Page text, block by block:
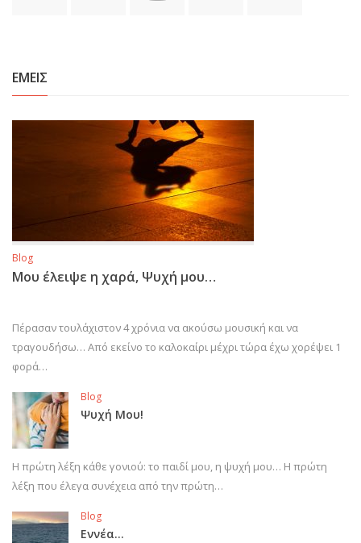
ΕΜΕΙΣ
Blog
Μου έλειψε η χαρά, Ψυχή μου…
Πέρασαν τουλάχιστον 4 χρόνια να ακούσω μουσική και να
τραγουδήσω… Από εκείνο το καλοκαίρι μέχρι τώρα έχω χορέψει 1
φορά…
Blog
Ψυχή Μου!
Η πρώτη λέξη κάθε γονιού: το παιδί μου, η ψυχή μου… Η πρώτη
λέξη που έλεγα συνέχεια από την πρώτη…
Blog
Εννέα…